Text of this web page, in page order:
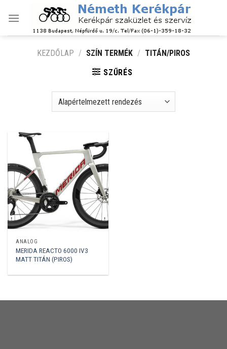
KEZDŐLAP / SZÍN TERMÉK / TITÁN/PIROS
SZŰRÉS
ANALÓG
MERIDA REACTO 6000 IV3
MATT TITÁN (PIROS)